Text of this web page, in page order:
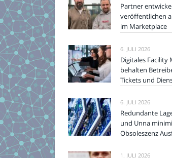
Partner
veröffentlichen
im Marketplace
6. JULI 2026
Digitales Facility
behalten
Tickets und
6. JULI 2026
Redundante
und Unna
Obsoleszenz
1. JULI 2026